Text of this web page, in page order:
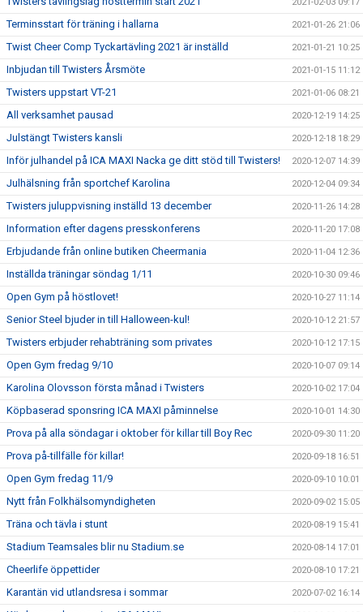
Terminsstart för träning i hallarna 2021-01-26 21:06
Twist Cheer Comp Tyckartävling 2021 är inställd 2021-01-21 10:25
Inbjudan till Twisters Årsmöte 2021-01-15 11:12
Twisters uppstart VT-21 2021-01-06 08:21
All verksamhet pausad 2020-12-19 14:25
Julstängt Twisters kansli 2020-12-18 18:29
Inför julhandel på ICA MAXI Nacka ge ditt stöd till Twisters! 2020-12-07 14:39
Julhälsning från sportchef Karolina 2020-12-04 09:34
Twisters juluppvisning inställd 13 december 2020-11-26 14:28
Information efter dagens presskonferens 2020-11-20 17:08
Erbjudande från online butiken Cheermania 2020-11-04 12:36
Inställda träningar söndag 1/11 2020-10-30 09:46
Open Gym på höstlovet! 2020-10-27 11:14
Senior Steel bjuder in till Halloween-kul! 2020-10-12 21:57
Twisters erbjuder rehabträning som privates 2020-10-12 17:15
Open Gym fredag 9/10 2020-10-07 09:14
Karolina Olovsson första månad i Twisters 2020-10-02 17:04
Köpbaserad sponsring ICA MAXI påminnelse 2020-10-01 14:30
Prova på alla söndagar i oktober för killar till Boy Rec 2020-09-30 11:20
Prova på-tillfälle för killar! 2020-09-18 16:51
Open Gym fredag 11/9 2020-09-10 10:01
Nytt från Folkhälsomyndigheten 2020-09-02 15:05
Träna och tävla i stunt 2020-08-19 15:41
Stadium Teamsales blir nu Stadium.se 2020-08-14 17:01
Cheerlife öppettider 2020-08-10 17:21
Karantän vid utlandsresa i sommar 2020-07-02 16:14